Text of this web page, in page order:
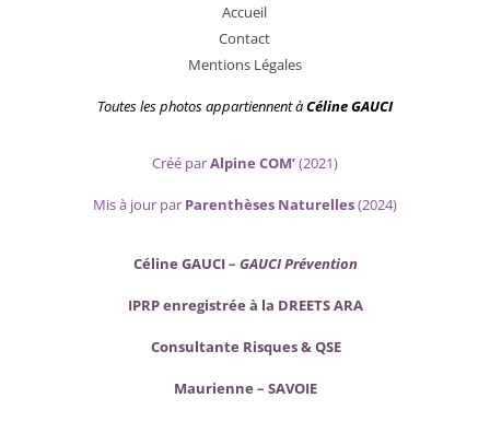
Accueil
Contact
Mentions Légales
Toutes les photos appartiennentàCéline GAUCI
Créé parAlpine COM’(2021)
Misà jour par Parenthèses Naturelles(2024)
Céline GAUCI –GAUCI Prévention
IPRP enregistrée à la DREETS ARA
Consultante Risques & QSE
Maurienne – SAVOIE